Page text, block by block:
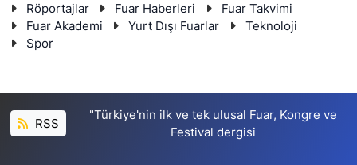
Röportajlar
Fuar Haberleri
Fuar Takvimi
Fuar Akademi
Yurt Dışı Fuarlar
Teknoloji
Spor
RSS
"Türkiye'nin ilk ve tek ulusal Fuar, Kongre ve
Festival dergisi